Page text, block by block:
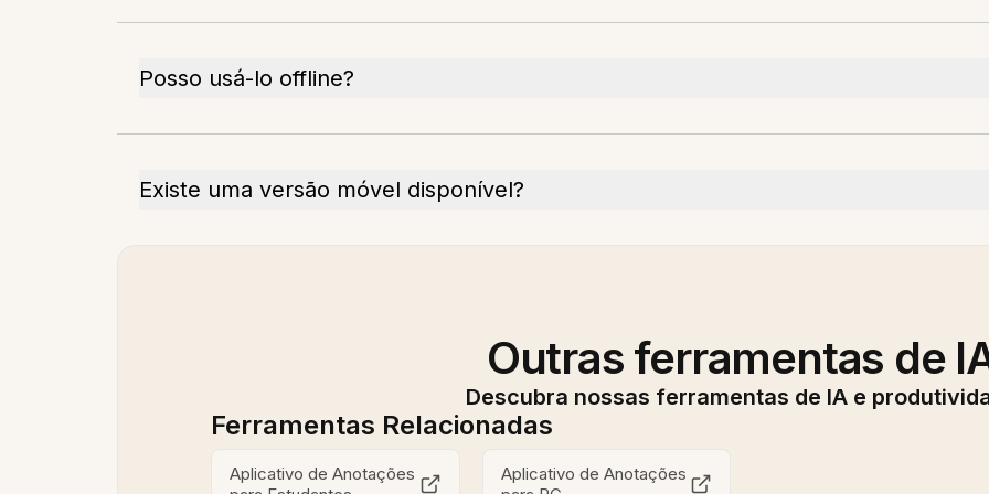
Posso usá-lo offline?
Existe uma versão móvel disponível?
Outras ferramentas de
Descubra nossas ferramentas de IA e
Ferramentas Relacionadas
Aplicativo de Anotações
Aplicativo de Anotações